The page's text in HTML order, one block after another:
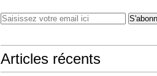
Articles récents